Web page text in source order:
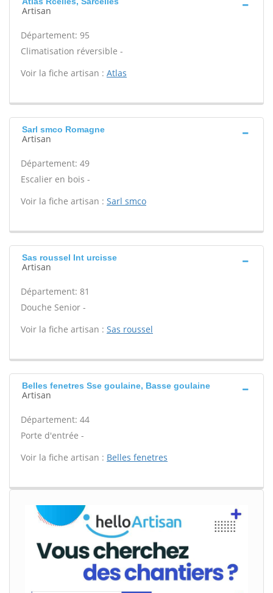
Artisan
Département: 95
Climatisation réversible -
Voir la fiche artisan : Atlas
Sarl smco Romagne
Artisan
Département: 49
Escalier en bois -
Voir la fiche artisan : Sarl smco
Sas roussel Int urcisse
Artisan
Département: 81
Douche Senior -
Voir la fiche artisan : Sas roussel
Belles fenetres Sse goulaine, Basse goulaine
Artisan
Département: 44
Porte d'entrée -
Voir la fiche artisan : Belles fenetres